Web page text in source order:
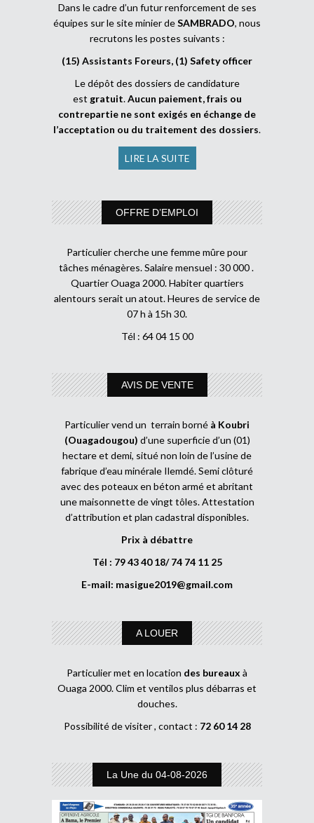
Dans le cadre d’un futur renforcement de ses
équipes sur le site minier deSAMBRADO, nous
recrutons les postes suivants :
(15) Assistants Foreurs, (1) Safety officer
Le dépôt des dossiers de candidature
est gratuit.Aucun paiement, frais ou
contrepartie ne sont exigés en échange de
l’acceptation ou du traitement des dossiers.
LIRE LA SUITE
OFFRE D’EMPLOI
Particulier cherche une femme mûre pour
tâches ménagères. Salaire mensuel : 30 000 .
Quartier Ouaga 2000. Habiter quartiers
alentours serait un atout. Heures de service de
07 h à 15h 30.
Tél : 64 04 15 00
AVIS DE VENTE
Particulier vend un terrain borné à Koubri
(Ouagadougou) d’une superficie d’un (01)
hectare et demi, situé non loin de l’usine de
fabrique d’eau minérale Ilemdé. Semi clôturé
avec des poteaux en béton armé et abritant
une maisonnette de vingt tôles. Attestation
d’attribution et plan cadastral disponibles.
Prix à débattre
Tél : 79 43 40 18/ 74 74 11 25
E-mail: masigue2019@gmail.com
A LOUER
Particulier met en location des bureaux à
Ouaga 2000. Clim et ventilos plus débarras et
douches.
Possibilité de visiter , contact : 72 60 14 28
La Une du 04-08-2026